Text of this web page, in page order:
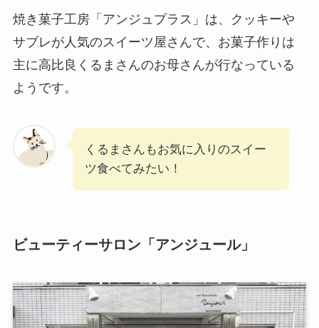
焼き菓子工房「アンジュプラス」は、クッキーや
サブレが人気のスイーツ屋さんで、お菓子作りは
主に高比良くるまさんのお母さんが行なっている
ようです。
くるまさんもお気に入りのスイー
ツ食べてみたい！
ビューティーサロン「アンジュール」